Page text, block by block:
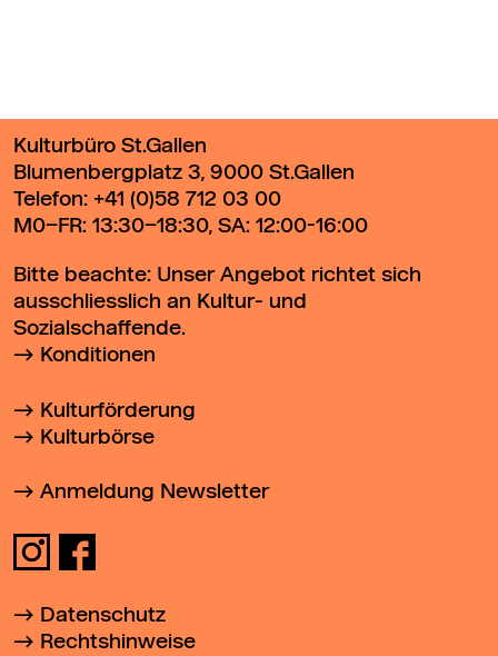
Kulturbüro St.Gallen
Blumenbergplatz 3, 9000 St.Gallen
Telefon: +41 (0)58 712 03 00
M0–FR: 13:30–18:30, SA: 12:00-16:00
Bitte beachte: Unser Angebot richtet sich
ausschliesslich an Kultur- und
Sozialschaffende.
Konditionen
Kulturförderung
Kulturbörse
Anmeldung Newsletter
Datenschutz
Rechtshinweise